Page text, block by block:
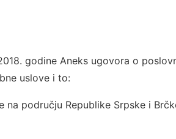
godine Aneks ugovora o
uslove i to:
na području Republike Srpske i